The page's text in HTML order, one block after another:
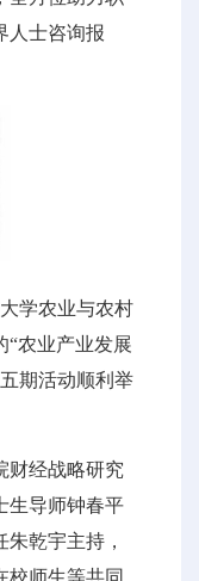
人士咨询报
学农业与农村
“农业产业发展
期活动顺利举
财经战略研究
生导师钟春平
乾宇主持，
校师生等共同